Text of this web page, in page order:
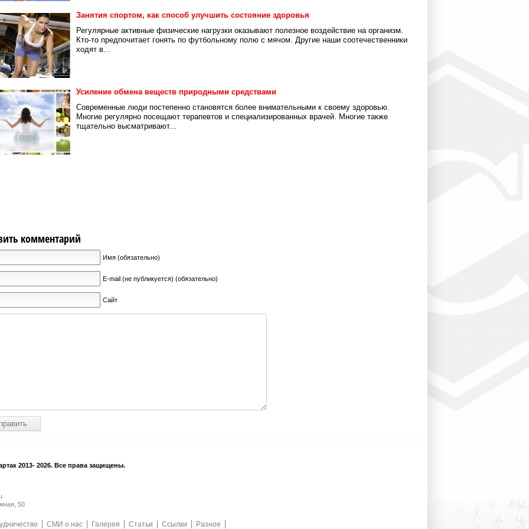
Занятия спортом, как способ улучшить состояние здоровья
Регулярные активные физические нагрузки оказывают полезное воздействие на организм.
Кто-то предпочитает гонять по футбольному полю с мячом. Другие наши соотечественники
ходят в...
Усиление обмена веществ природными средствами
Современные люди постепенно становятся более внимательными к своему здоровью.
Многие регулярно посещают терапевтов и специализированных врачей. Многие также
тщательно высматривают...
комментарий
Имя (обязательно)
E-mail (не публикуется) (обязательно)
Сайт
2013- 2026. Все права защищены.
50
СМИ о нас Галерея Статьи Ссылки Разное